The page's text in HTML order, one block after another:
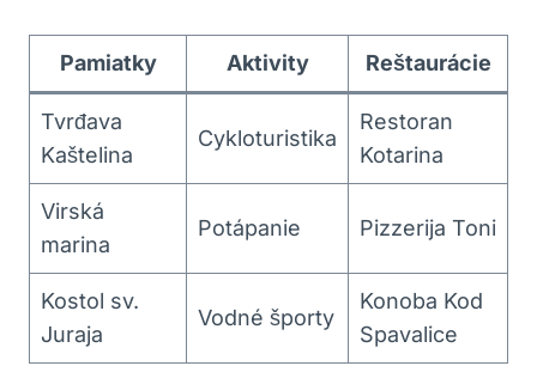
Pamiatky Aktivity Reštaurácie
Tvrđava
Kaštelina
Cykloturistika
Restoran
Kotarina
Virská
marina
Potápanie Pizzerija Toni
Kostol sv.
Juraja
Vodné športy
Konoba Kod
Spavalice